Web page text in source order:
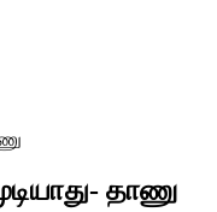
தாணு